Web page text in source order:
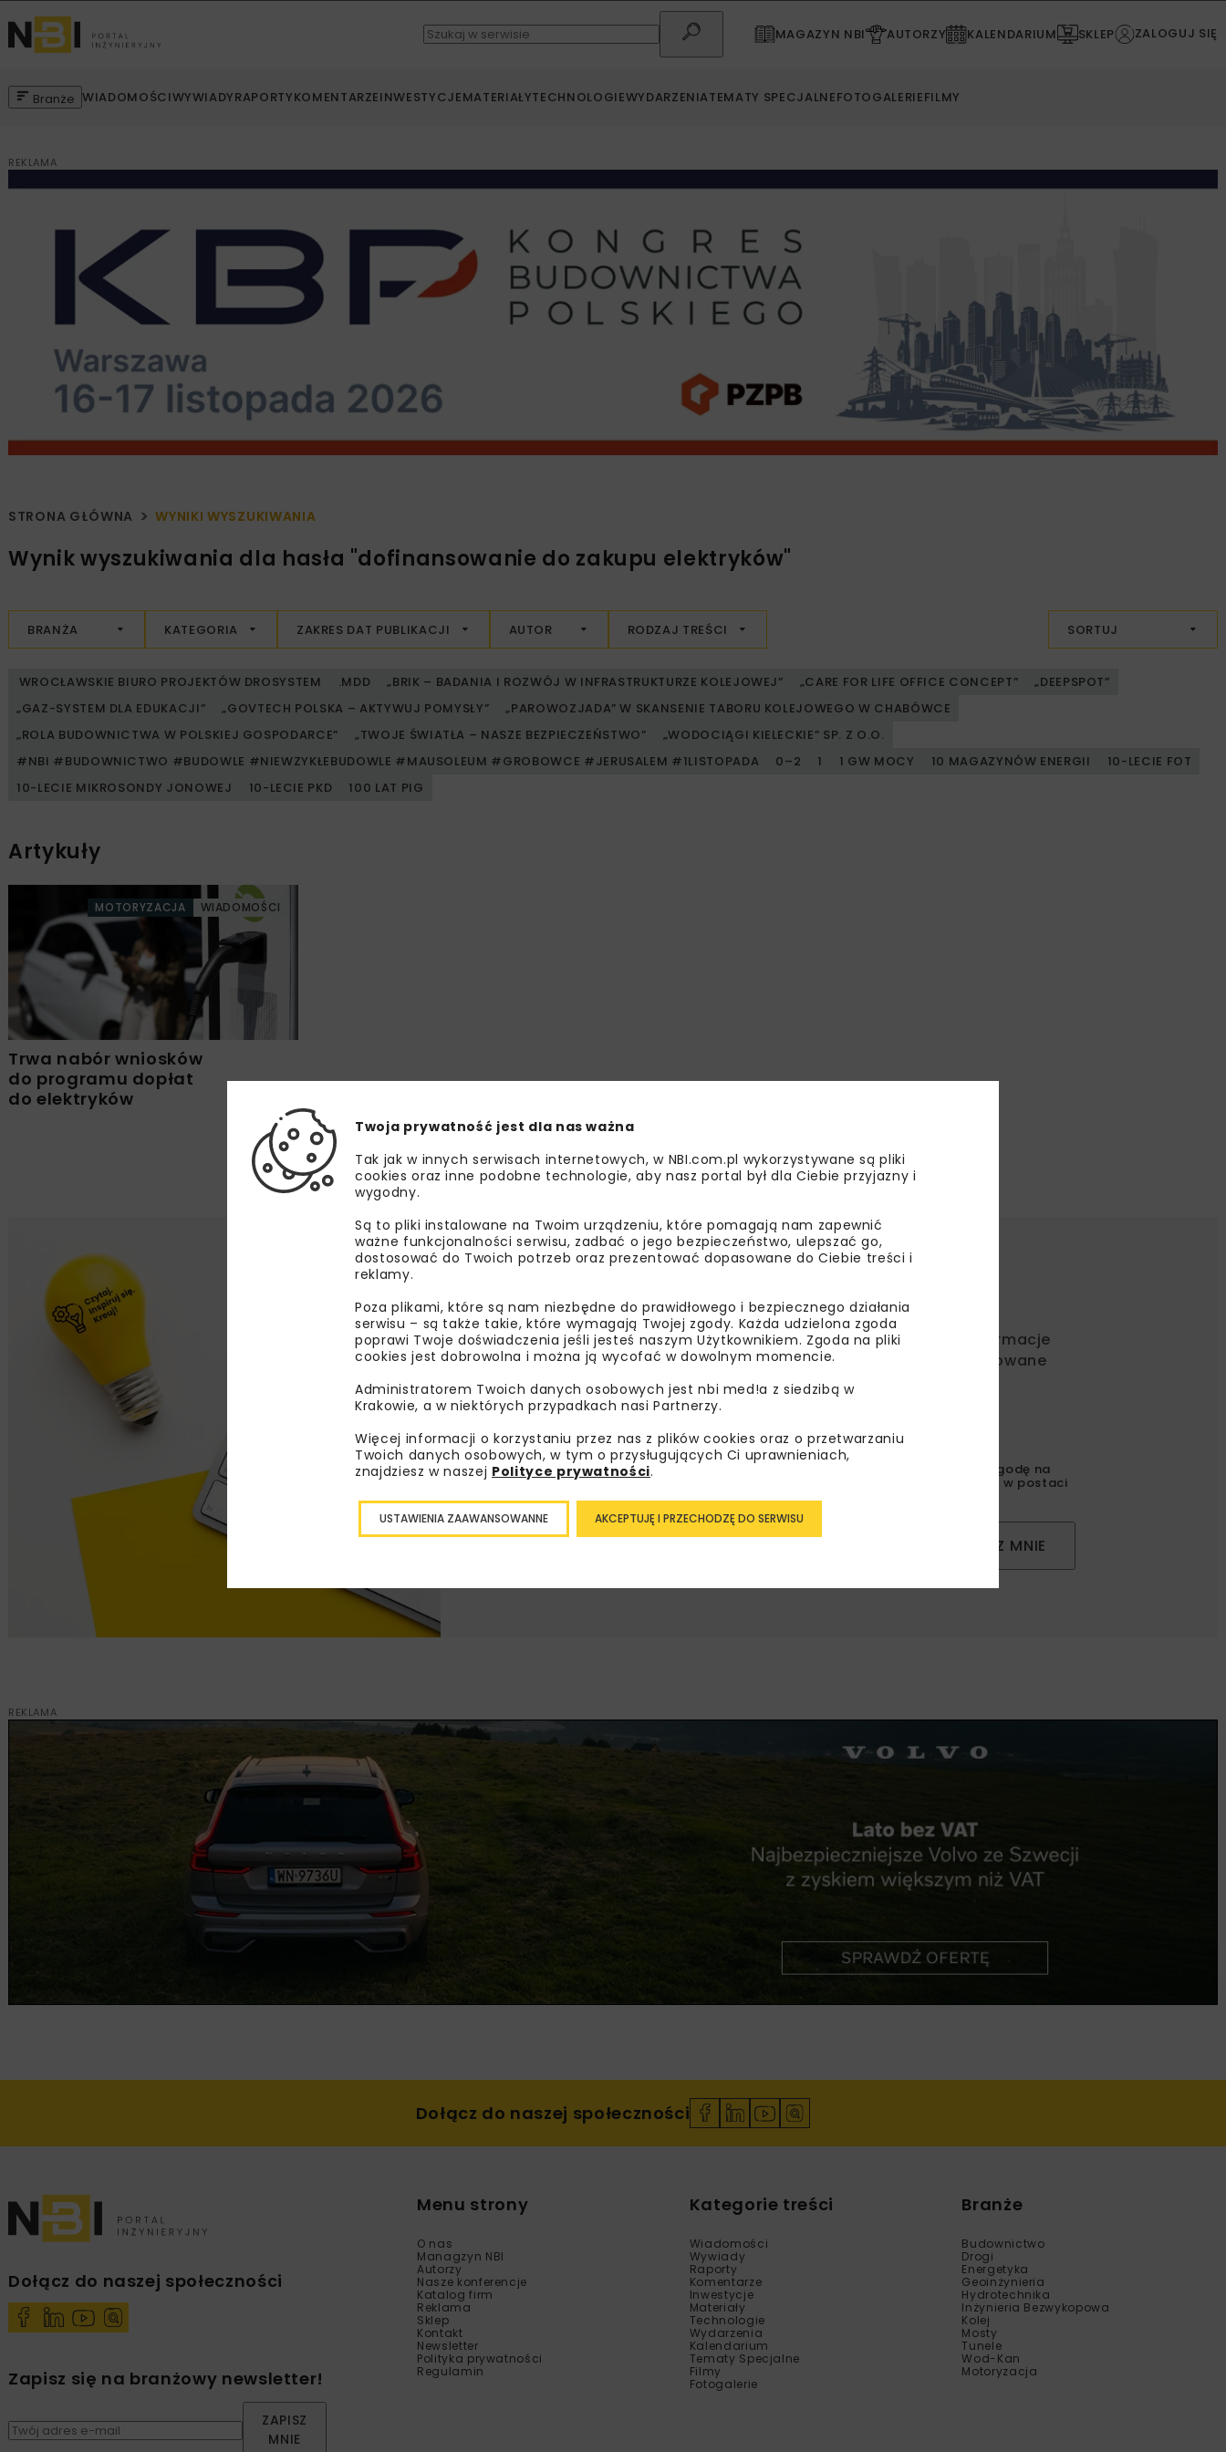
MAGAZYN NBI AUTORZY KALENDARIUM SKLEP ZALOGUJ SIĘ
Branże WIADOMOŚCIWYWIADYRAPORTYKOMENTARZEINWESTYCJEMATERIAŁYTECHNOLOGIEWYDARZENIATEMATY SPECJALNEFOTOGALERIEFILMY
REKLAMA
STRONA GŁÓWNA WYNIKI WYSZUKIWANIA
Wynik wyszukiwania dla hasła "dofinansowanie do zakupu elektryków"
BRANŻA KATEGORIA ZAKRES DAT PUBLIKACJI AUTOR RODZAJ TREŚCI SORTUJ
WROCŁAWSKIE BIURO PROJEKTÓW DROSYSTEM .MDD „BRIK – BADANIA I ROZWÓJ W INFRASTRUKTURZE KOLEJOWEJ” „CARE FOR LIFE OFFICE CONCEPT”
„DEEPSPOT”
„GAZ-SYSTEM DLA EDUKACJI”
„GOVTECH POLSKA – AKTYWUJ POMYSŁY”
„PAROWOZJADA” W SKANSENIE TABORU KOLEJOWEGO W CHABÓWCE
„ROLA BUDOWNICTWA W POLSKIEJ GOSPODARCE”
„TWOJE ŚWIATŁA – NASZE BEZPIECZEŃSTWO”
„WODOCIĄGI KIELECKIE” SP. Z O.O.
#NBI #BUDOWNICTWO #BUDOWLE #NIEWZYKŁEBUDOWLE #MAUSOLEUM #GROBOWCE #JERUSALEM #1LISTOPADA
0–2 1 1 GW MOCY 10 MAGAZYNÓW ENERGII
10-LECIE FOT
10-LECIE MIKROSONDY JONOWEJ
10-LECIE PKD 100 LAT PIG
Artykuły
MOTORYZACJA WIADOMOŚCI
Trwa nabór wniosków
do programu dopłat
do elektryków
Lubisz wiedzieć więcej?
Zapisz się do newslettera aby otrzymywać od nas najlepsze informacje
branżowe, zaproszenia na wydarzenia, atrakcyjne oferty i dedykowane
akcje specjalne.
Zapoznałam/em się z Polityką Prywatności oraz wyrażam zgodę na
otrzymywanie na podany przeze mnie adres e-mail korespondencji handlowej w postaci
ZAPISZ MNIE
REKLAMA
Dołącz do naszej społeczności
Dołącz do naszej społeczności
Zapisz się na branżowy newsletter!
ZAPISZ
MNIE
Menu strony
O nas
Managzyn NBI
Autorzy
Nasze konferencje
Katalog firm
Reklama
Sklep
Kontakt
Newsletter
Polityka prywatności
Regulamin
Kategorie treści
Wiadomości
Wywiady
Raporty
Komentarze
Inwestycje
Materiały
Technologie
Wydarzenia
Kalendarium
Tematy Specjalne
Filmy
Fotogalerie
Branże
Budownictwo
Drogi
Energetyka
Geoinżynieria
Hydrotechnika
Inżynieria Bezwykopowa
Kolej
Mosty
Tunele
Wod-Kan
Motoryzacja
Twoja prywatność jest dla nas ważna
Tak jak w innych serwisach internetowych, w NBI.com.pl wykorzystywane są pliki
cookies oraz inne podobne technologie, aby nasz portal był dla Ciebie przyjazny i
wygodny.
Są to pliki instalowane na Twoim urządzeniu, które pomagają nam zapewnić
ważne funkcjonalności serwisu, zadbać o jego bezpieczeństwo, ulepszać go,
dostosować do Twoich potrzeb oraz prezentować dopasowane do Ciebie treści i
reklamy.
Poza plikami, które są nam niezbędne do prawidłowego i bezpiecznego działania
serwisu – są także takie, które wymagają Twojej zgody. Każda udzielona zgoda
poprawi Twoje doświadczenia jeśli jesteś naszym Użytkownikiem. Zgoda na pliki
cookies jest dobrowolna i można ją wycofać w dowolnym momencie.
Administratorem Twoich danych osobowych jest nbi med!a z siedzibą w
Krakowie, a w niektórych przypadkach nasi Partnerzy.
Więcej informacji o korzystaniu przez nas z plików cookies oraz o przetwarzaniu
Twoich danych osobowych, w tym o przysługujących Ci uprawnieniach,
znajdziesz w naszej Polityce prywatności.
AKCEPTUJĘ I PRZECHODZĘ DO SERWISU
USTAWIENIA ZAAWANSOWANNE